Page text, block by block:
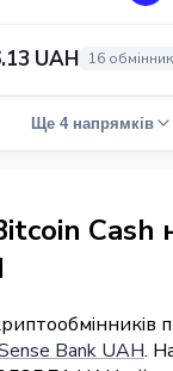
UAH 16
Ще 4 напрямків
Cash
Bank UAH.